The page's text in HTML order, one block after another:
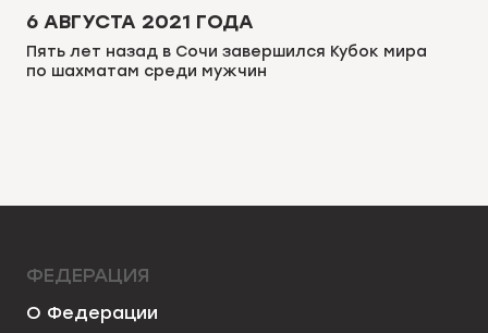
6 АВГУСТА 2021 ГОДА
Пять лет назад в Сочи завершился Кубок мира
по шахматам среди мужчин
ФЕДЕРАЦИЯ
О Федерации